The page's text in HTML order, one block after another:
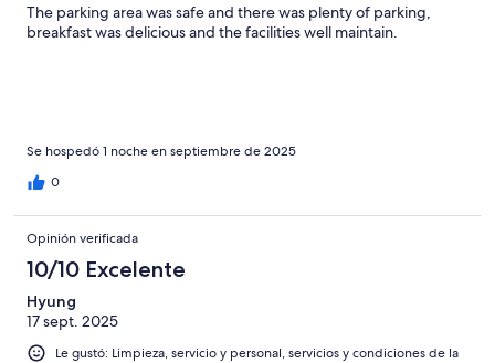
The parking area was safe and there was plenty of parking,
breakfast was delicious and the facilities well maintain.
Se hospedó 1 noche en septiembre de 2025
0
Opinión verificada
10/10 Excelente
Hyung
17 sept. 2025
Le gustó: Limpieza, servicio y personal, servicios y condiciones de la